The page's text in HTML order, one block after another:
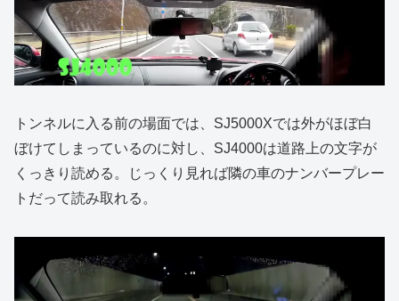
トンネルに入る前の場面では、SJ5000Xでは外がほぼ白
ぼけてしまっているのに対し、SJ4000は道路上の文字が
くっきり読める。じっくり見れば隣の車のナンバープレー
トだって読み取れる。